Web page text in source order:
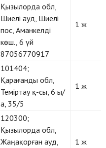
Қызылорда обл,
Шиелі ауд, Шиелі
пос, Аманкелді
көш., 6 үй
87056770917
1 ж
101404;
Қарағанды обл,
Теміртау қ-сы, 6 ы/
а, 35/5
1 ж
120300;
Қызылорда обл,
Жаңақорған ауд,
1 ж